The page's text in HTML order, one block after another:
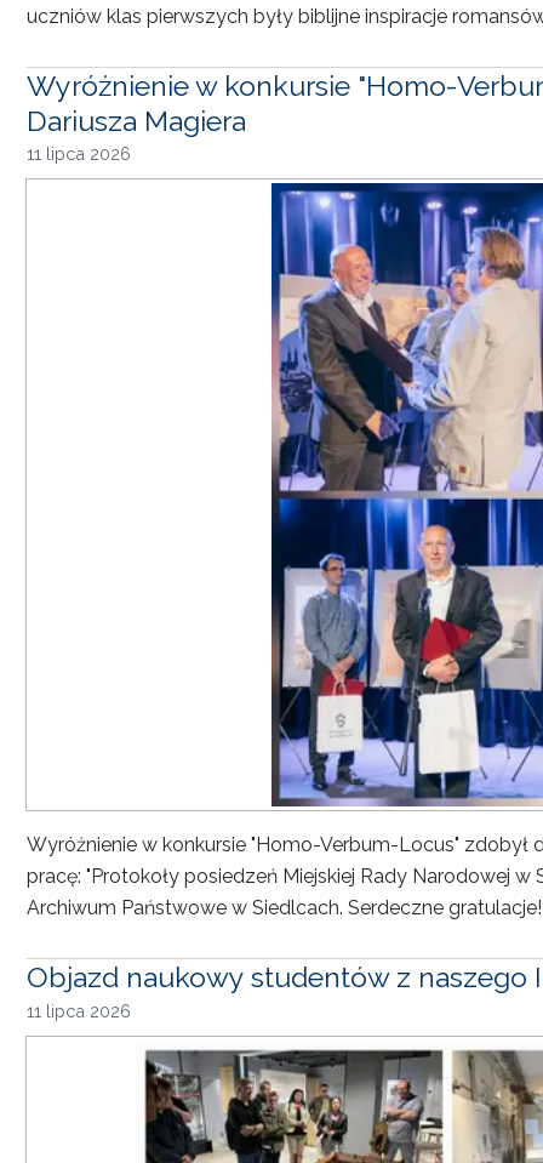
uczniów klas pierwszych były biblijne inspiracje
Wyróżnienie w konkursie "Homo-
Dariusza Magiera
11 lipca 2026
Wyróżnienie w konkursie "Homo-Verbum-Locus" zdobył
pracę: "Protokoły posiedzeń Miejskiej Rady Narodowej
Archiwum Państwowe w Siedlcach. Serdeczne gratulacje!
Objazd naukowy studentów z naszego
11 lipca 2026